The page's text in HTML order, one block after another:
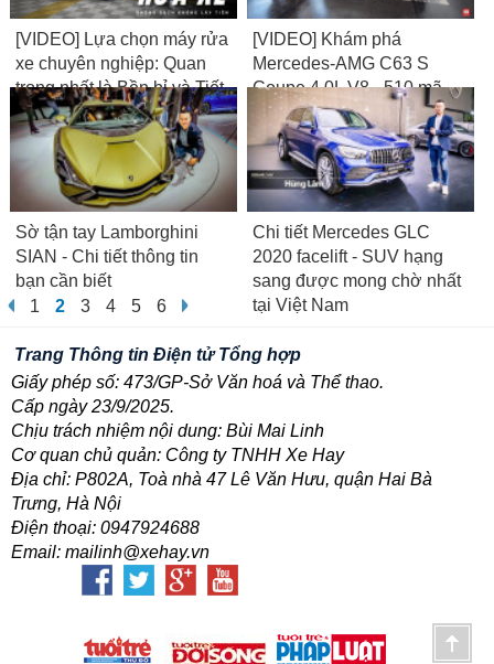
[VIDEO] Lựa chọn máy rửa
xe chuyên nghiệp: Quan
trọng nhất là Bền bỉ và Tiết
kiệm!
[VIDEO] Khám phá
Mercedes-AMG C63 S
Coupe 4.0L V8 - 510 mã
lực
Sờ tận tay Lamborghini
SIAN - Chi tiết thông tin
bạn cần biết
Chi tiết Mercedes GLC
2020 facelift - SUV hạng
sang được mong chờ nhất
tại Việt Nam
1 2 3 4 5 6
Trang Thông tin Điện tử Tổng hợp
Giấy phép số: 473/GP-Sở Văn hoá và Thể thao.
Cấp ngày 23/9/2025.
Chịu trách nhiệm nội dung: Bùi Mai Linh
Cơ quan chủ quản: Công ty TNHH Xe Hay
Địa chỉ: P802A, Toà nhà 47 Lê Văn Hưu, quận Hai Bà
Trưng, Hà Nội
Điện thoại: 0947924688
Email: mailinh@xehay.vn